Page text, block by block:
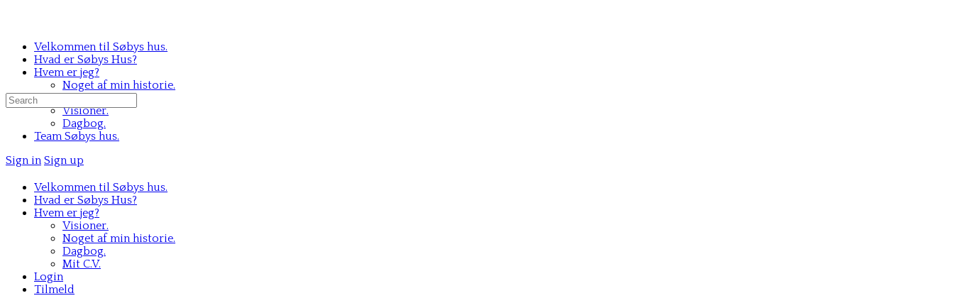
Velkommen til Søbys hus.
Hvad er Søbys Hus?
Hvem er jeg?
Noget af min historie.
Mit C.V.
Visioner.
Dagbog.
Team Søbys hus.
Sign in Sign up
Search
for:
Velkommen til Søbys hus.
Hvad er Søbys Hus?
Hvem er jeg?
Visioner.
Noget af min historie.
Dagbog.
Mit C.V.
Login
Tilmeld